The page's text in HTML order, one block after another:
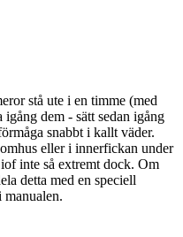
stå ute i en timme (med
dem - sätt sedan igång
snabbt i kallt väder.
eller i innerfickan under
inte så extremt dock. Om
detta med en speciell